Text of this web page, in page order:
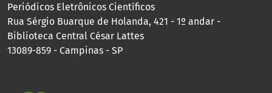
Periódicos Eletrônicos Científicos
Rua Sérgio Buarque de Holanda, 421 - 1º andar -
Biblioteca Central César Lattes
13089-859 - Campinas - SP